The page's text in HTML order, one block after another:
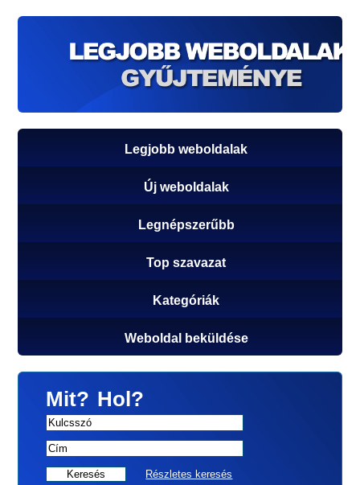
Legjobb weboldalak
Új weboldalak
Legnépszerűbb
Top szavazat
Kategóriák
Weboldal beküldése
Mit? Hol?
Részletes keresés